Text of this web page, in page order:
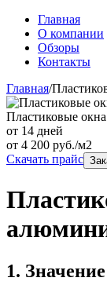
Главная
О компании
Обзоры
Контакты
Главная/
Пластиковые
от 14 дней
от 4 200 руб./м2
Скачать прайс
1.